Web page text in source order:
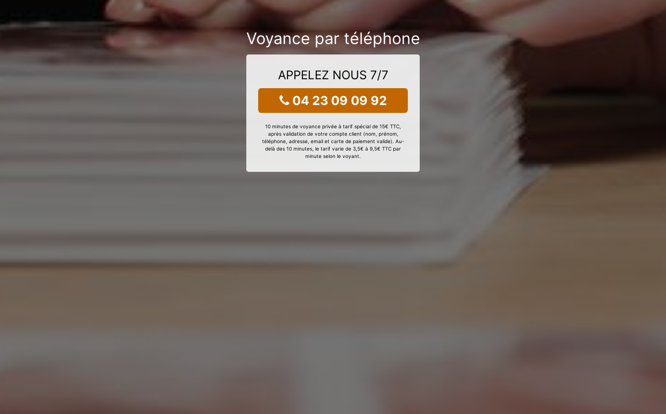
Voyance par téléphone
APPELEZ NOUS 7/7
04 23 09 09 92
10 minutes de voyance privée à tarif spécial de 15€ TTC,
après validation de votre compte client (nom, prénom,
téléphone, adresse, email et carte de paiement valide). Au-
delà des 10 minutes, le tarif varie de 3,5€ à 9,5€ TTC par
minute selon le voyant.